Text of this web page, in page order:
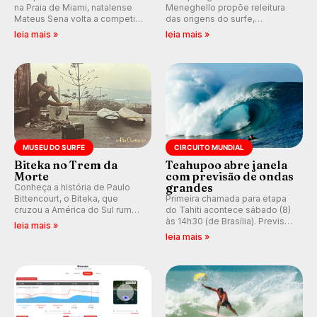
na Praia de Miami, natalense
Mateus Sena volta a competir
em casa em busca de manter a
leia mais »
Meneghello propõe releitura
das origens do surfe,
resgatando a cultura polinésia
prática em esporte e indústria.
leia mais »
MUSEU DO SURFE
Biteka no Trem da
Morte
Conheça a história de Paulo
Bittencourt, o Biteka, que
cruzou a América do Sul rumo
ao Pacífico em uma jornada
leia mais »
CIRCUITO MUNDIAL
Teahupoo abre janela
com previsão de ondas
grandes
Primeira chamada para etapa
do Tahiti acontece sábado (8)
às 14h30 (de Brasília). Previsão
indica swell consistente.
Kelly Slater convidado.
leia mais »